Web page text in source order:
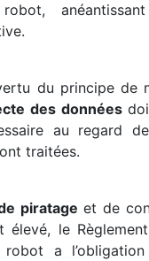
anéantissant
du principe de
des données
au regard
traitées.
piratage et de
élevé, le
robot a